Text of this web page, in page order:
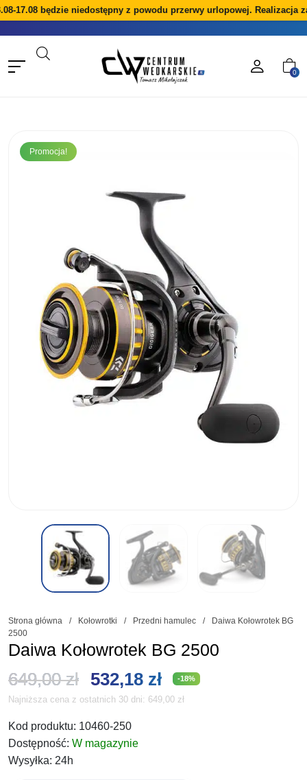
17.08 będzie niedostępny z powodu przerwy urlopowej. Realizacja
0
Promocja!
Strona główna / Kołowrotki / Przedni hamulec /
Daiwa Kołowrotek BG
2500
Daiwa Kołowrotek BG 2500
649,00zł Pierwotna
cena
wynosiła:
532,18 złAktualna
cena
-18%
Najniższa cena z ostatnich 30 dni: 649,00 zł
Kod produktu: 10460-250
Dostępność: W magazynie
Wysyłka: 24h